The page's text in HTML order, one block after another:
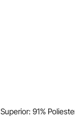
Superior: 91%